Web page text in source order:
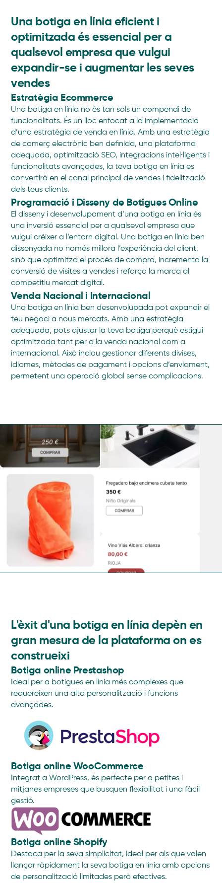
Una botiga en línia eficient i
optimitzada és essencial per a
qualsevol empresa que vulgui
expandir-se i augmentar les seves
vendes
Estratègia Ecommerce
Una botiga en línia no és tan sols un compendi de
funcionalitats. És un lloc enfocat a la implementació
d’una estratègia de venda en línia. Amb una estratègia
de comerç electrònic ben definida, una plataforma
adequada, optimització SEO, integracions intel·ligents i
funcionalitats avançades, la teva botiga en línia es
convertirà en el canal principal de vendes i fidelització
dels teus clients.
Programació i Disseny de Botigues Online
El disseny i desenvolupament d’una botiga en línia és
una inversió essencial per a qualsevol empresa que
vulgui créixer a l’entorn digital. Una botiga en línia ben
dissenyada no només millora l’experiència del client,
sinó que optimitza el procés de compra, incrementa la
conversió de visites a vendes i reforça la marca al
competitiu mercat digital.
Venda Nacional i Internacional
Una botiga en línia ben desenvolupada pot expandir el
teu negoci a nous mercats. Amb una estratègia
adequada, pots ajustar la teva botiga perquè estigui
optimitzada tant per a la venda nacional com a
internacional. Això inclou gestionar diferents divises,
idiomes, mètodes de pagament i opcions d’enviament,
permetent una operació global sense complicacions.
L'èxit d'una botiga en línia depèn en
gran mesura de la plataforma on es
construeixi
Botiga online Prestashop
Ideal per a botigues en línia més complexes que
requereixen una alta personalització i funcions
avançades.
Botiga online WooCommerce
Integrat a WordPress, és perfecte per a petites i
mitjanes empreses que busquen flexibilitat i una fàcil
gestió.
Botiga online Shopify
Destaca per la seva simplicitat, ideal per als que volen
llançar ràpidament la seva botiga en línia amb opcions
de personalització limitades però efectives.